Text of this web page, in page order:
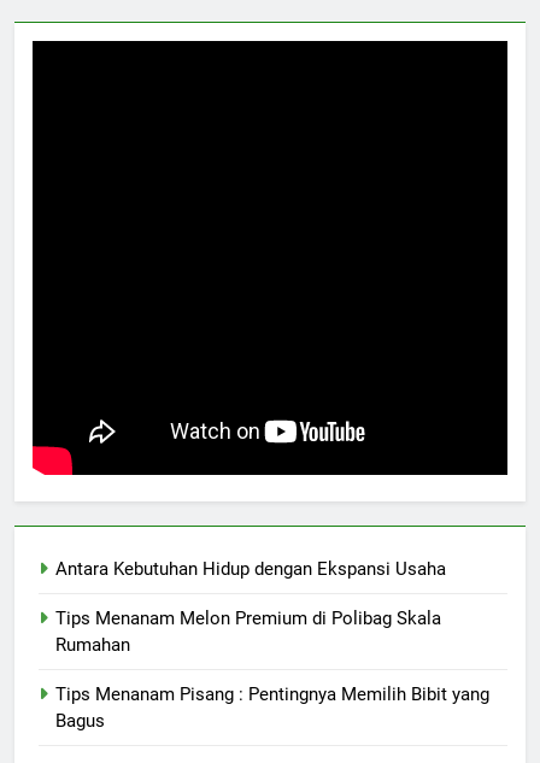
Antara Kebutuhan Hidup dengan Ekspansi Usaha
Tips Menanam Melon Premium di Polibag Skala
Rumahan
Tips Menanam Pisang : Pentingnya Memilih Bibit yang
Bagus